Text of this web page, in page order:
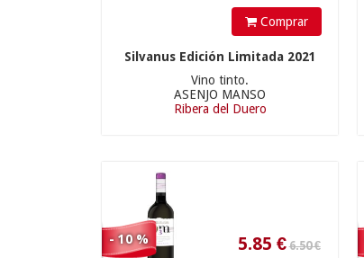
Comprar
Silvanus Edición Limitada 2021
Vino tinto.
ASENJO MANSO
Ribera del Duero
- 10 %